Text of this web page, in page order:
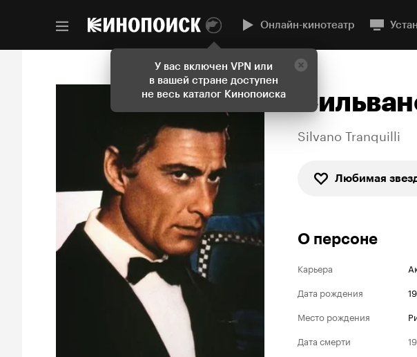
У вас включен VPN или
в вашей стране доступен
не весь каталог Кинопоиска
Онлайн-кинотеатр
Silvano Tranquilli
Любимая
О персоне
Карьера
Дата рождения
Место рождения
Дата смерти